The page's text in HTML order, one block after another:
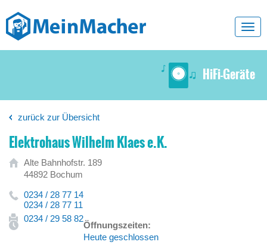
HiFi-Geräte
zurück zur Übersicht
Elektrohaus Wilhelm Klaes e.K.
Alte Bahnhofstr. 189
44892 Bochum
0234 / 28 77 14
0234 / 28 77 11
0234 / 29 58 82
Öffnungszeiten:
Heute geschlossen